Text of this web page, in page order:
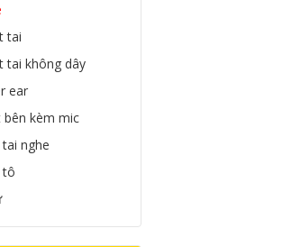
tai
tai không dây
ear
bên kèm mic
nghe
tô